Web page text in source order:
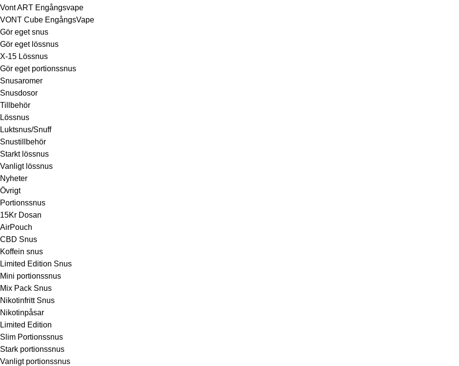
Vont ART Engångsvape
VONT Cube EngångsVape
Gör eget snus
Gör eget lössnus
X-15 Lössnus
Gör eget portionssnus
Snusaromer
Snusdosor
Tillbehör
Lössnus
Luktsnus/Snuff
Snustillbehör
Starkt lössnus
Vanligt lössnus
Nyheter
Övrigt
Portionssnus
15Kr Dosan
AirPouch
CBD Snus
Koffein snus
Limited Edition Snus
Mini portionssnus
Mix Pack Snus
Nikotinfritt Snus
Nikotinpåsar
Limited Edition
Slim Portionssnus
Stark portionssnus
Vanligt portionssnus